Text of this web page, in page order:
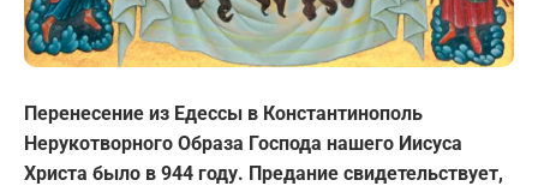
Перенесение из Едессы в Константинополь
Нерукотворного Образа Господа нашего Иисуса
Христа было в 944 году. Предание свидетельствует,